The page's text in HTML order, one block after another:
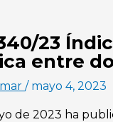
23
entre
/ mayo 4, 2023
de 2023 ha